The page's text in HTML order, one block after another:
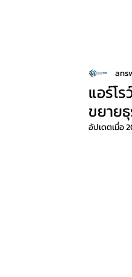
แอร์โ
ขยาย
อัปเดตเมื่อ